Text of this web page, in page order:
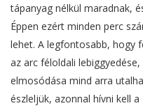
tápanyag nélkül maradnak,
Éppen ezért minden perc
lehet. A legfontosabb, hogy
az arc féloldali
elmosódása mind arra
észleljük, azonnal hívni kell